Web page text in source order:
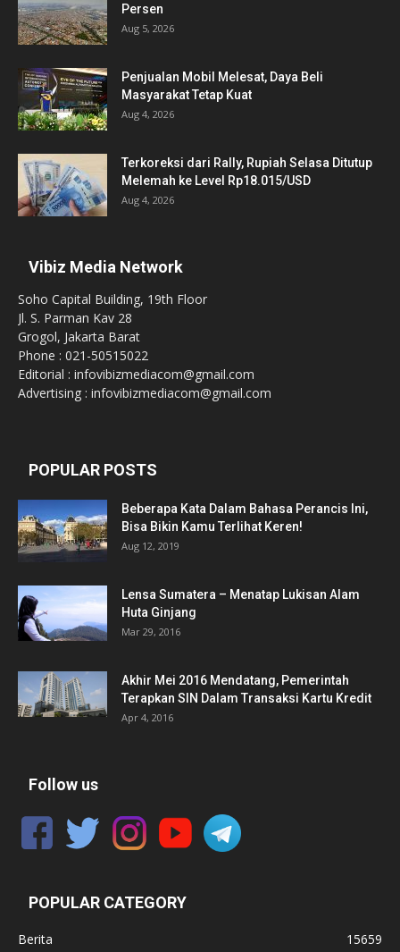
Persen
Aug 5, 2026
Penjualan Mobil Melesat, Daya Beli
Masyarakat Tetap Kuat
Aug 4, 2026
Terkoreksi dari Rally, Rupiah Selasa Ditutup
Melemah ke Level Rp18.015/USD
Aug 4, 2026
Vibiz Media Network
Soho Capital Building, 19th Floor
Jl. S. Parman Kav 28
Grogol, Jakarta Barat
Phone : 021-50515022
Editorial : infovibizmediacom@gmail.com
Advertising : infovibizmediacom@gmail.com
POPULAR POSTS
Beberapa Kata Dalam Bahasa Perancis Ini,
Bisa Bikin Kamu Terlihat Keren!
Aug 12, 2019
Lensa Sumatera – Menatap Lukisan Alam
Huta Ginjang
Mar 29, 2016
Akhir Mei 2016 Mendatang, Pemerintah
Terapkan SIN Dalam Transaksi Kartu Kredit
Apr 4, 2016
Follow us
POPULAR CATEGORY
Berita 15659